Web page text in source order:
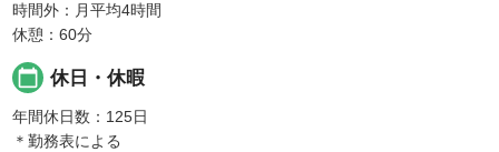
時間外：月平均4時間
休憩：60分
calendar_today 休日・休暇
年間休日数：125日
＊勤務表による